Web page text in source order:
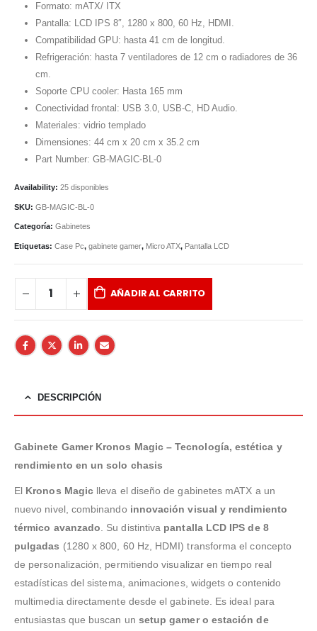
Formato: mATX/ ITX
Pantalla: LCD IPS 8″, 1280 x 800, 60 Hz, HDMI.
Compatibilidad GPU: hasta 41 cm de longitud.
Refrigeración: hasta 7 ventiladores de 12 cm o radiadores de 36
cm.
Soporte CPU cooler: Hasta 165 mm
Conectividad frontal: USB 3.0, USB-C, HD Audio.
Materiales: vidrio templado
Dimensiones: 44 cm x 20 cm x 35.2 cm
Part Number: GB-MAGIC-BL-0
Availability: 25 disponibles
SKU: GB-MAGIC-BL-0
Categoría: Gabinetes
Etiquetas: Case Pc, gabinete gamer, Micro ATX, Pantalla LCD
AÑADIR AL CARRITO
DESCRIPCIÓN
Gabinete Gamer Kronos Magic – Tecnología, estética y
rendimiento en un solo chasis
El Kronos Magic lleva el diseño de gabinetes mATX a un
nuevo nivel, combinando innovación visual y rendimiento
térmico avanzado . Su distintiva pantalla LCD IPS de 8
pulgadas (1280 x 800, 60 Hz, HDMI) transforma el concepto
de personalización, permitiendo visualizar en tiempo real
estadísticas del sistema, animaciones, widgets o contenido
multimedia directamente desde el gabinete. Es ideal para
entusiastas que buscan un setup gamer o estación de